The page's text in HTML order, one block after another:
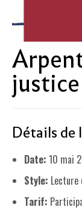
DÉTAIL
LA SAISON
AMI·ES
LES
Détails de
Date: 10 mai
Style:
Tarif: